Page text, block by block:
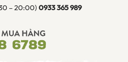
– 20:00)0933 365 989